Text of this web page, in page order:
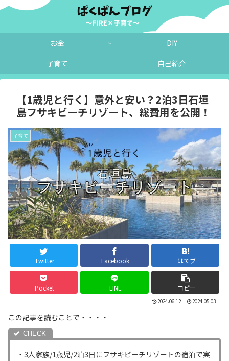
お金
DIY
子育て
自己紹介
【1歳児と行く】意外と安い？2泊3日石垣
島フサキビーチリゾート、総費用を公開！
子育て
Twitter Facebook はてブ
Pocket LINE コピー
2024.06.12 2024.05.03
この記事を読むことで・・・・
・3人家族/1歳児/2泊3日にフサキビーチリゾートの宿泊で実